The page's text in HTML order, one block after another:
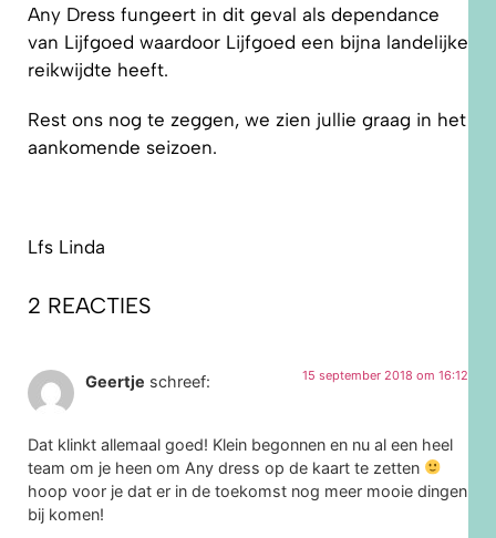
Any Dress fungeert in dit geval als dependance
van Lijfgoed waardoor Lijfgoed een bijna landelijke
reikwijdte heeft.
Rest ons nog te zeggen, we zien jullie graag in het
aankomende seizoen.
Lfs Linda
2 REACTIES
Geertje schreef: 15 september 2018 om 16:12
Dat klinkt allemaal goed! Klein begonnen en nu al een heel
team om je heen om Any dress op de kaart te zetten
hoop voor je dat er in de toekomst nog meer mooie dingen
bij komen!